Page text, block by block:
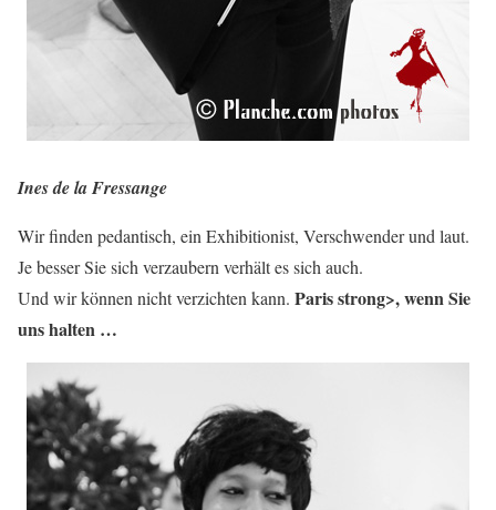
Ines de la Fressange
Wir finden pedantisch, ein Exhibitionist, Verschwender und laut.
Je besser Sie sich verzaubern verhält es sich auch.
Und wir können nicht verzichten kann. Paris strong>, wenn Sie
uns halten …